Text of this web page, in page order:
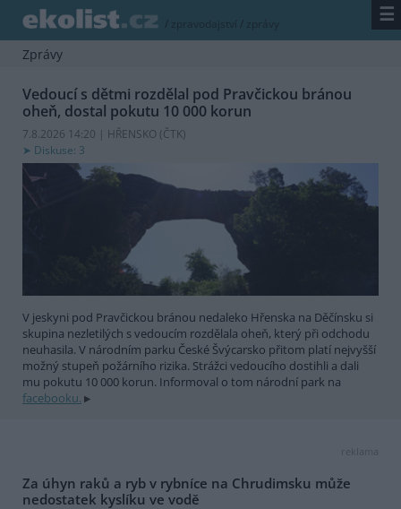
/ zpravodajství / zprávy ☰
Zprávy
Vedoucí s dětmi rozdělal pod Pravčickou bránou
oheň, dostal pokutu 10 000 korun
7.8.2026 14:20 | HŘENSKO (ČTK)
Diskuse: 3
V jeskyni pod Pravčickou bránou nedaleko Hřenska na Děčínsku si
skupina nezletilých s vedoucím rozdělala oheň, který při odchodu
neuhasila. V národním parku České Švýcarsko přitom platí nejvyšší
možný stupeň požárního rizika. Strážci vedoucího dostihli a dali
mu pokutu 10 000 korun. Informoval o tom národní park na
facebooku.
reklama
Za úhyn raků a ryb v rybníce na Chrudimsku může
nedostatek kyslíku ve vodě